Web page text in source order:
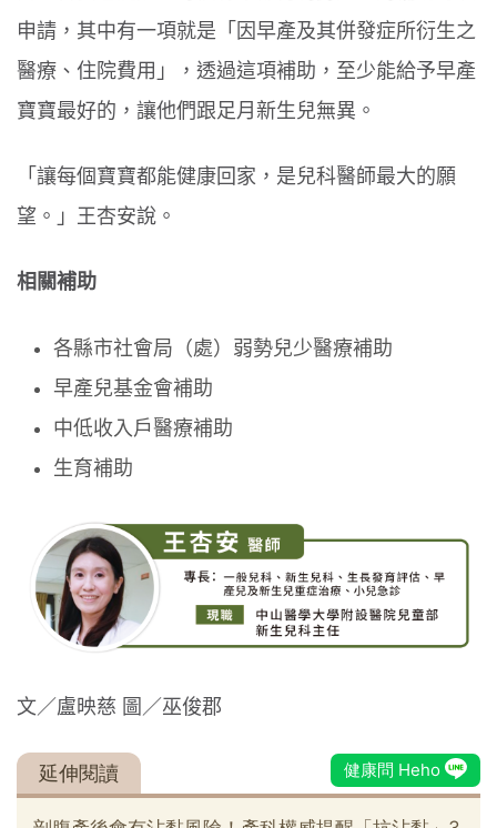
申請，其中有一項就是「因早產及其併發症所衍生之
醫療、住院費用」，透過這項補助，至少能給予早產
寶寶最好的，讓他們跟足月新生兒無異。
「讓每個寶寶都能健康回家，是兒科醫師最大的願
望。」王杏安說。
相關補助
各縣市社會局（處）弱勢兒少醫療補助
早產兒基金會補助
中低收入戶醫療補助
生育補助
文／盧映慈 圖／巫俊郡